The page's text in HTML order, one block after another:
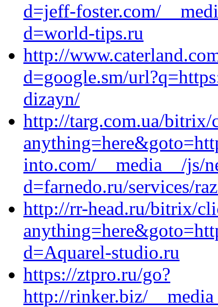
d=jeff-foster.com/
d=world-tips.ru
http://
d=google.sm/
dizayn/
http://targ.com.ua/bitrix/
into.com/__media__/js/
d=farnedo.ru/services/
http://rr-head.ru/bitrix/
d=Aquarel-studio.ru
https://ztpro.ru/go?
http://rinker.biz/